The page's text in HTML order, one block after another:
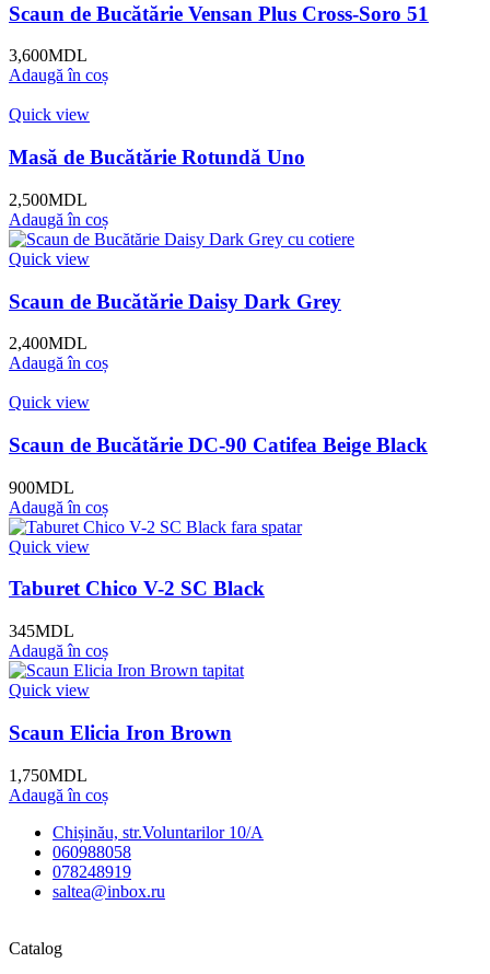
Scaun de Bucătărie Vensan Plus Cross-Soro 51
3,600MDL
Adaugă în coș
Quick view
Masă de Bucătărie Rotundă Uno
2,500MDL
Adaugă în coș
Quick view
Scaun de Bucătărie Daisy Dark Grey
2,400MDL
Adaugă în coș
Quick view
Scaun de Bucătărie DC-90 Catifea Beige Black
900MDL
Adaugă în coș
Quick view
Taburet Chico V-2 SC Black
345MDL
Adaugă în coș
Quick view
Scaun Elicia Iron Brown
1,750MDL
Adaugă în coș
Chișinău, str.Voluntarilor 10/A
060988058
078248919
saltea@inbox.ru
Catalog